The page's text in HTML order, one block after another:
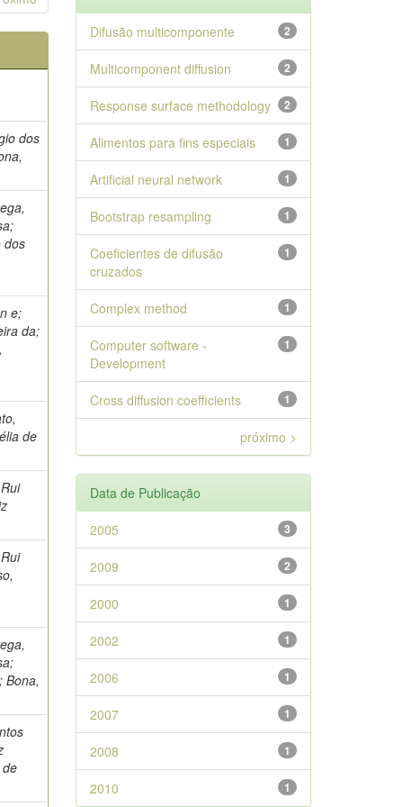
dos
dos
e;
da;
de
Bona,
2
Difusão multicomponente
2
Multicomponent diffusion
2
Response surface methodology
1
Alimentos para fins especiais
1
Artificial neural network
1
Bootstrap resampling
1
Coeficientes de difusão
cruzados
1
Complex method
1
Computer software -
Development
1
Cross diffusion coefficients
próximo >
Data de Publicação
3
2005
2
2009
1
2000
1
2002
1
2006
1
2007
1
2008
1
2010